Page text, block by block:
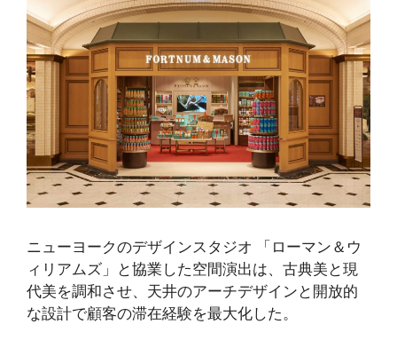
ニューヨークのデザインスタジオ
「ローマン＆ウ
ィリアムズ」と協業した空間演出は、古典美と現
代美を調和させ、天井のアーチデザインと開放的
な設計で顧客の滞在経験を最大化した。